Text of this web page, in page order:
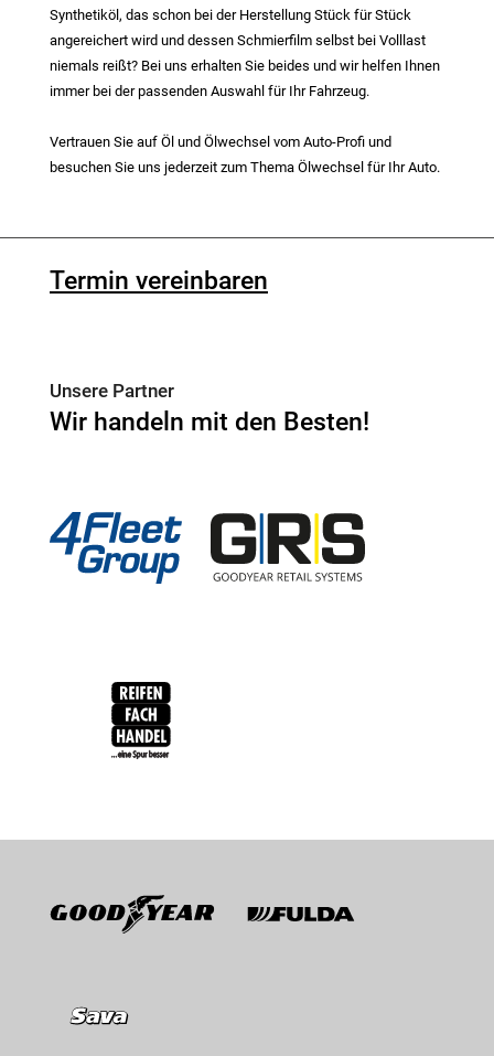
Synthetiköl, das schon bei der Herstellung Stück für Stück
angereichert wird und dessen Schmierfilm selbst bei Volllast
niemals reißt? Bei uns erhalten Sie beides und wir helfen Ihnen
immer bei der passenden Auswahl für Ihr Fahrzeug.
Vertrauen Sie auf Öl und Ölwechsel vom Auto-Profi und
besuchen Sie uns jederzeit zum Thema Ölwechsel für Ihr Auto.
Termin vereinbaren
Unsere Partner
Wir handeln mit den Besten!